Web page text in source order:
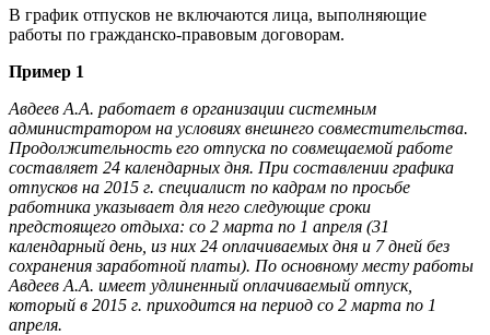
В график отпусков не включаются лица, выполняющие
работы по гражданско-правовым договорам.
Пример 1
Авдеев А.А. работает в организации системным
администратором на условиях внешнего совместительства.
Продолжительность его отпуска по совмещаемой работе
составляет 24 календарных дня. При составлении графика
отпусков на 2015 г. специалист по кадрам по просьбе
работника указывает для него следующие сроки
предстоящего отдыха: со 2 марта по 1 апреля (31
календарный день, из них 24 оплачиваемых дня и 7 дней без
сохранения заработной платы). По основному месту работы
Авдеев А.А. имеет удлиненный оплачиваемый отпуск,
который в 2015 г. приходится на период со 2 марта по 1
апреля.